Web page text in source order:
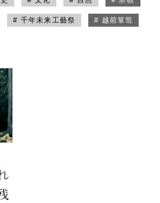
# 千年未来工藝祭 # 越前箪笥